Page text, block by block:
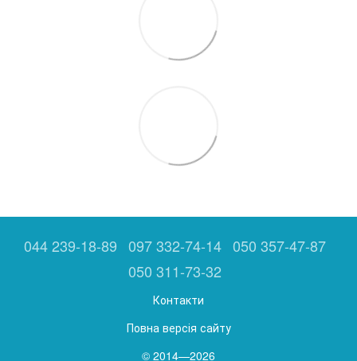
044 239-18-89 097 332-74-14 050 357-47-87
050 311-73-32
Контакти
Повна версія сайту
© 2014—2026